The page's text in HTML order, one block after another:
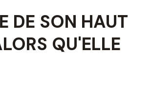
DE SON HAUT
QU'ELLE